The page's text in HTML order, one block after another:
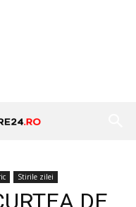
Stirile zilei
DE